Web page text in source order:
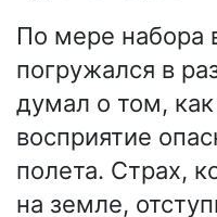
По мере набора
погружался в
думал о том,
восприятие
полета. Страх,
на земле,